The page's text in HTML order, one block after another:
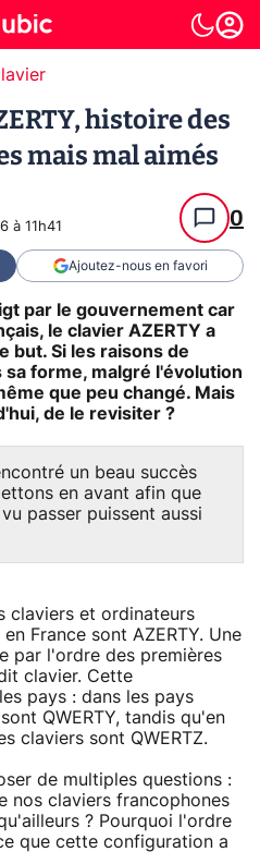
histoire des
mais mal aimés
à 11h41 0
Ajoutez-nous en favori
par le gouvernement car
le clavier AZERTY a
but. Si les raisons de
sa forme, malgré l'évolution
que peu changé. Mais
de le revisiter ?
un beau succès
en avant afin que
passer puissent aussi
claviers et ordinateurs
France sont AZERTY. Une
par l'ordre des premières
clavier. Cette
pays : dans les pays
QWERTY, tandis qu'en
claviers sont QWERTZ.
de multiples questions :
nos claviers francophones
? Pourquoi l'ordre
que cette configuration a